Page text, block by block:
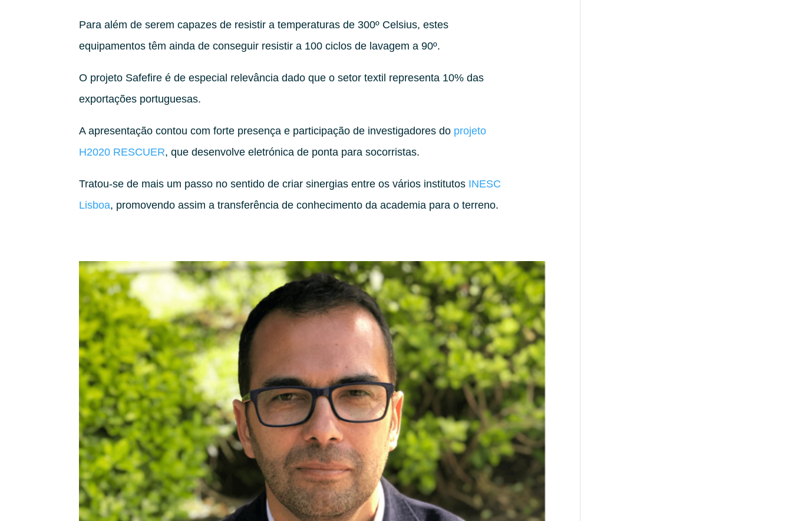
Para além de serem capazes de resistir a temperaturas de 300º Celsius, estes
equipamentos têm ainda de conseguir resistir a 100 ciclos de lavagem a 90º.
O projeto Safefire é de especial relevância dado que o setor textil representa 10% das
exportações portuguesas.
A apresentação contou com forte presença e participação de investigadores do projeto
H2020 RESCUER, que desenvolve eletrónica de ponta para socorristas.
Tratou-se de mais um passo no sentido de criar sinergias entre os vários institutos INESC
Lisboa, promovendo assim a transferência de conhecimento da academia para o terreno.